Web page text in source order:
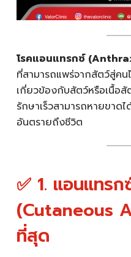
โรคแอนแทรกซ์
ที่สามารถแพร่จากสัตว์สู่คน
เกี่ยวข้องกับสัตว์หรือเนื้อ
รักษาเร็วสามารถหายขาด
อันตรายถึงชีวิต
✅ 1. แอนแทร
(Cutaneous
ที่สุด